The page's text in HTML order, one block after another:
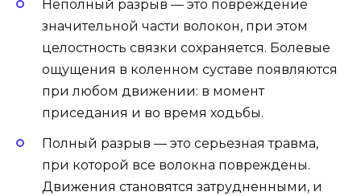
Неполный разрыв — это повреждение
значительной части волокон, при этом
целостность связки сохраняется. Болевые
ощущения в коленном суставе появляются
при любом движении: в момент
приседания и во время ходьбы.
Полный разрыв — это серьезная травма,
при которой все волокна повреждены.
Движения становятся затрудненными, и